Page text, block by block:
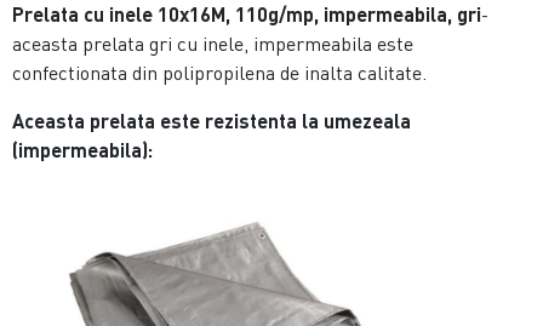
Prelata cu inele 10x16M, 110g/mp, impermeabila, gri-
aceasta prelata gri cu inele, impermeabila este
confectionata din polipropilena de inalta calitate.
Aceasta prelata este rezistenta la umezeala
(impermeabila):